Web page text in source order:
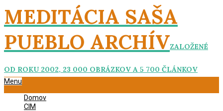
Skip
to
content
MEDITÁCIA SAŠA
PUEBLO ARCHÍVZALOŽENÉ
OD ROKU 2002, 23 000 OBRÁZKOV A 5 700 ČLÁNKOV
Primary
Menu
Domov
CIM